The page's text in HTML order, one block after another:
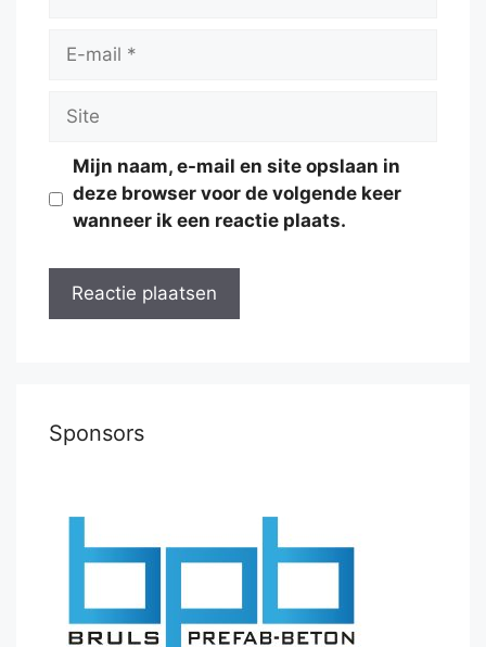
Site
Mijn naam, e-mail en site opslaan in
deze browser voor de volgende keer
wanneer ik een reactie plaats.
Sponsors